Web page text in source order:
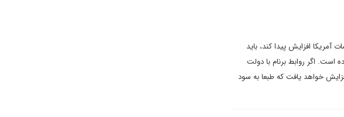
آمریکا افزایش پیدا کند، باید
اگر روابط برنام با دولت
خواهد یافت که طبعا به سود